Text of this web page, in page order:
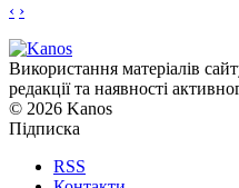
‹ ›
Використання матеріалів
редакції та наявності
© 2026 Kanos
Підписка
RSS